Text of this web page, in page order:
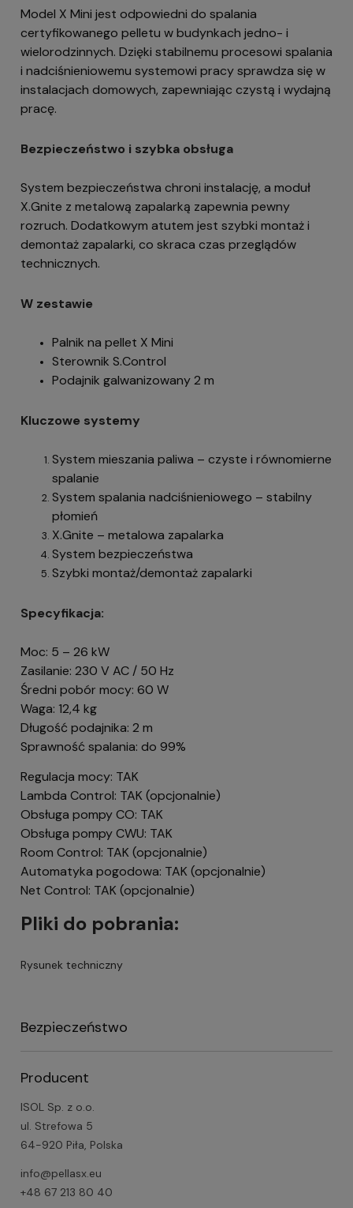
Model X Mini jest odpowiedni do spalania
certyfikowanego pelletu w budynkach jedno- i
wielorodzinnych. Dzięki stabilnemu procesowi spalania
i nadciśnieniowemu systemowi pracy sprawdza się w
instalacjach domowych, zapewniając czystą i wydajną
pracę.
Bezpieczeństwo i szybka obsługa
System bezpieczeństwa chroni instalację, a moduł
X.Gnite z metalową zapalarką zapewnia pewny
rozruch. Dodatkowym atutem jest szybki montaż i
demontaż zapalarki, co skraca czas przeglądów
technicznych.
W zestawie
Palnik na pellet X Mini
Sterownik S.Control
Podajnik galwanizowany 2 m
Kluczowe systemy
System mieszania paliwa – czyste i równomierne
spalanie
System spalania nadciśnieniowego – stabilny
płomień
X.Gnite – metalowa zapalarka
System bezpieczeństwa
Szybki montaż/demontaż zapalarki
Specyfikacja:
Moc: 5 – 26 kW
Zasilanie: 230 V AC / 50 Hz
Średni pobór mocy: 60 W
Waga: 12,4 kg
Długość podajnika: 2 m
Sprawność spalania: do 99%
Regulacja mocy: TAK
Lambda Control: TAK (opcjonalnie)
Obsługa pompy CO: TAK
Obsługa pompy CWU: TAK
Room Control: TAK (opcjonalnie)
Automatyka pogodowa: TAK (opcjonalnie)
Net Control: TAK (opcjonalnie)
Pliki do pobrania:
Rysunek techniczny
Bezpieczeństwo
Producent
ISOL Sp. z o.o.
ul. Strefowa 5
64-920 Piła, Polska
info@pellasx.eu
+48 67 213 80 40